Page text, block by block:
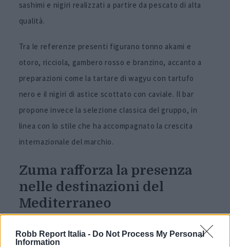
Robb Report Italia - Do Not Process My Personal
Information
sashimi e nigiri realizzati a partire da pescato di alta
qualità.
Tra le referenze presenti figurano tonno akami e
otoro, ricciola, gambero rosso e branzino, accanto a
preparazioni come la tartare di wagyu con tartufo
nero e il nigiri di astice scottato con caviale. Il bar
propone invece la selezione classica del gruppo, in
linea con lo stile che ha accompagnato la crescita
internazionale del marchio.
Zuma rafforza la presenza
nelle destinazioni del
Mediterraneo